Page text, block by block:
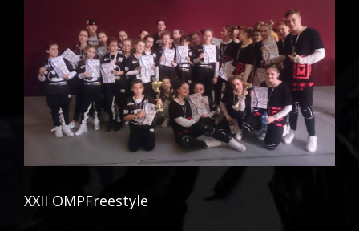
XXII OMPFreestyle